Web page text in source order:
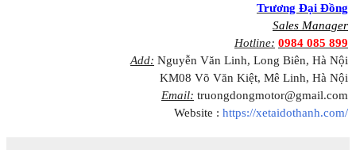
Trương Đại Đồng
Sales Manager
Hotline: 0984 085 899
Add: Nguyễn Văn Linh, Long Biên, Hà Nội
KM08 Võ Văn Kiệt, Mê Linh, Hà Nội
Email: truongdongmotor@gmail.com
Website : https://xetaidothanh.com/